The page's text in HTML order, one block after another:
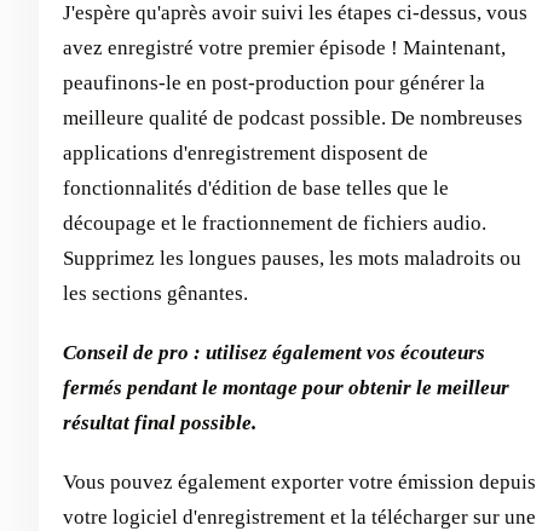
J'espère qu'après avoir suivi les étapes ci-dessus, vous
avez enregistré votre premier épisode ! Maintenant,
peaufinons-le en post-production pour générer la
meilleure qualité de podcast possible. De nombreuses
applications d'enregistrement disposent de
fonctionnalités d'édition de base telles que le
découpage et le fractionnement de fichiers audio.
Supprimez les longues pauses, les mots maladroits ou
les sections gênantes.
Conseil de pro : utilisez également vos écouteurs
fermés pendant le montage pour obtenir le meilleur
résultat final possible.
Vous pouvez également exporter votre émission depuis
votre logiciel d'enregistrement et la télécharger sur une